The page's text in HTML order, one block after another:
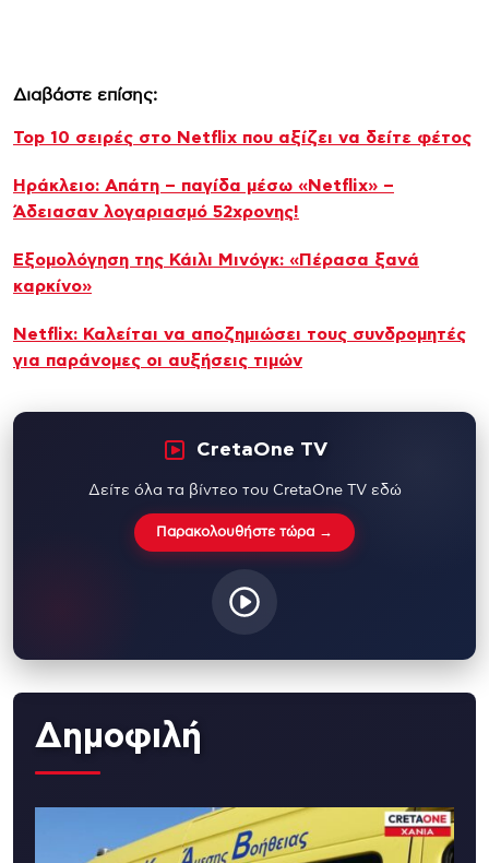
Διαβάστε επίσης:
Top 10 σειρές στο Netflix που αξίζει να δείτε φέτος
Ηράκλειο: Απάτη – παγίδα μέσω «Netflix» –
Άδειασαν λογαριασμό 52χρονης!
Εξομολόγηση της Κάιλι Μινόγκ: «Πέρασα ξανά
καρκίνο»
Netflix: Καλείται να αποζημιώσει τους συνδρομητές
για παράνομες οι αυξήσεις τιμών
CretaOne TV
Δείτε όλα τα βίντεο του CretaOne TV εδώ
Παρακολουθήστε τώρα →
Δημοφιλή